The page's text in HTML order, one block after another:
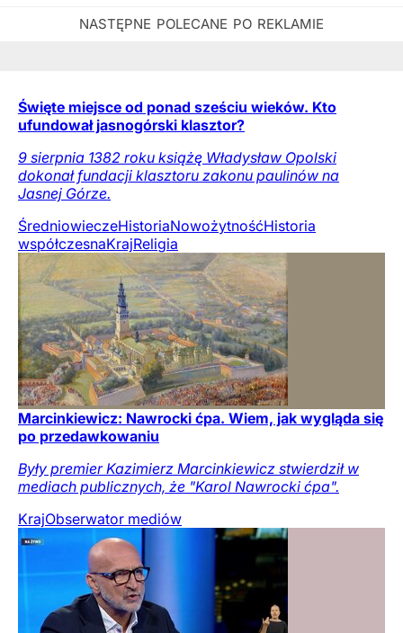
Święte miejsce od ponad sześciu wieków. Kto
ufundował jasnogórski klasztor?
9 sierpnia 1382 roku książę Władysław Opolski
dokonał fundacji klasztoru zakonu paulinów na
Jasnej Górze.
ŚredniowieczeHistoriaNowożytnośćHistoria
współczesnaKrajReligia
Marcinkiewicz: Nawrocki ćpa. Wiem, jak wygląda się
po przedawkowaniu
Były premier Kazimierz Marcinkiewicz stwierdził w
mediach publicznych, że "Karol Nawrocki ćpa".
KrajObserwator mediów